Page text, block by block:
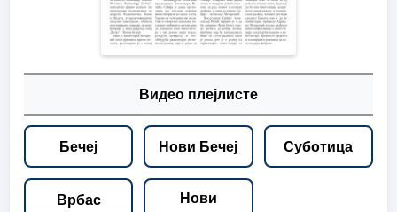
Видео плејлисте
Бечеј Нови Бечеј Суботица
Врбас
Нови